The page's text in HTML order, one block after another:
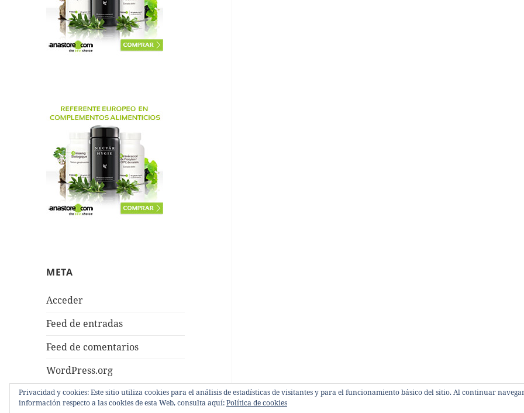
META
Acceder
Feed de entradas
Feed de comentarios
WordPress.org
Privacidad y cookies: Este sitio utiliza cookies para el análisis de estadísticas de visitantes y para el funcionamiento básico del sitio. Al continuar
información respecto a las cookies de esta Web, consulta aquí:Política de cookies